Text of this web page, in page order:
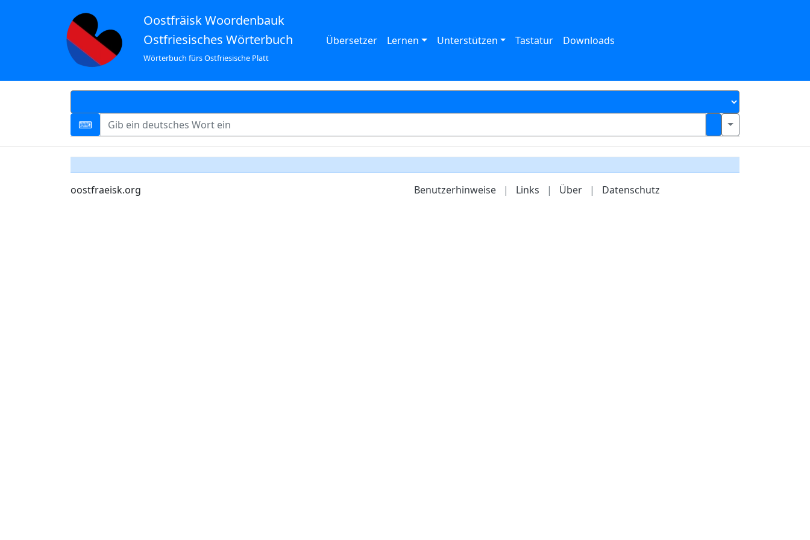
Oostfräisk Woordenbauk
Ostfriesisches Wörterbuch
Wörterbuch fürs Ostfriesische Platt
Übersetzer Lernen Unterstützen Tastatur Downloads
oostfraeisk.org Benutzerhinweise | Links | Über | Datenschutz